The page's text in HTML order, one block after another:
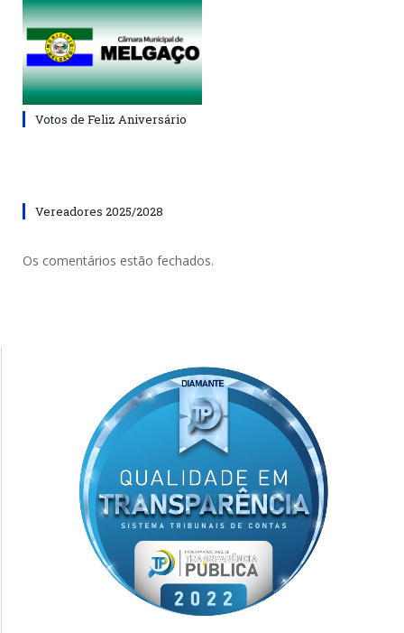
Votos de Feliz Aniversário
Vereadores 2025/2028
Os comentários estão fechados.